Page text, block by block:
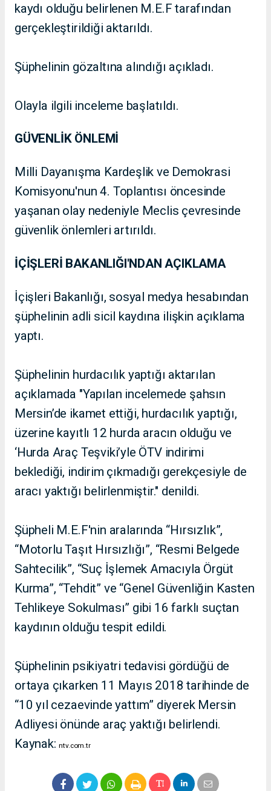
kaydı olduğu belirlenen M.E.F tarafından
gerçekleştirildiği aktarıldı.
Şüphelinin gözaltına alındığı açıkladı.
Olayla ilgili inceleme başlatıldı.
GÜVENLİK ÖNLEMİ
Milli Dayanışma Kardeşlik ve Demokrasi
Komisyonu'nun 4. Toplantısı öncesinde
yaşanan olay nedeniyle Meclis çevresinde
güvenlik önlemleri artırıldı.
İÇİŞLERİ BAKANLIĞI'NDAN AÇIKLAMA
İçişleri Bakanlığı, sosyal medya hesabından
şüphelinin adli sicil kaydına ilişkin açıklama
yaptı.
Şüphelinin hurdacılık yaptığı aktarılan
açıklamada "Yapılan incelemede şahsın
Mersin’de ikamet ettiği, hurdacılık yaptığı,
üzerine kayıtlı 12 hurda aracın olduğu ve
‘Hurda Araç Teşviki’yle ÖTV indirimi
beklediği, indirim çıkmadığı gerekçesiyle de
aracı yaktığı belirlenmiştir." denildi.
Şüpheli M.E.F'nin aralarında “Hırsızlık”,
“Motorlu Taşıt Hırsızlığı”, “Resmi Belgede
Sahtecilik”, “Suç İşlemek Amacıyla Örgüt
Kurma”, “Tehdit” ve “Genel Güvenliğin Kasten
Tehlikeye Sokulması” gibi 16 farklı suçtan
kaydının olduğu tespit edildi.
Şüphelinin psikiyatri tedavisi gördüğü de
ortaya çıkarken 11 Mayıs 2018 tarihinde de
“10 yıl cezaevinde yattım” diyerek Mersin
Adliyesi önünde araç yaktığı belirlendi.
Kaynak:ntv.com.tr